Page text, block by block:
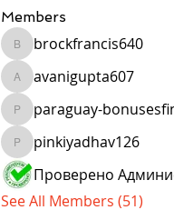
Members
brockfrancis640
brockfrancis640
avanigupta607
avanigupta607
paraguay-bonusesfinder
paraguay-
pinkiyadhav126
pinkiyadhav126
See All Members (51)